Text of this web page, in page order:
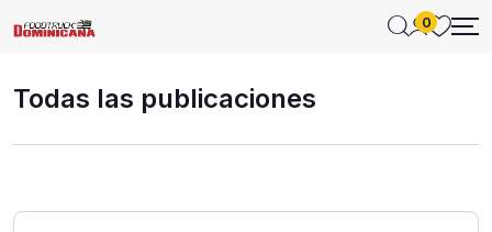
0
Todas las publicaciones